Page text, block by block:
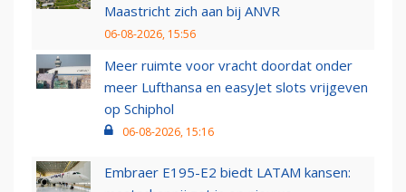
Maastricht zich aan bij ANVR
06-08-2026, 15:56
Meer ruimte voor vracht doordat onder
meer Lufthansa en easyJet slots vrijgeven
op Schiphol
06-08-2026, 15:16
Embraer E195-E2 biedt LATAM kansen: